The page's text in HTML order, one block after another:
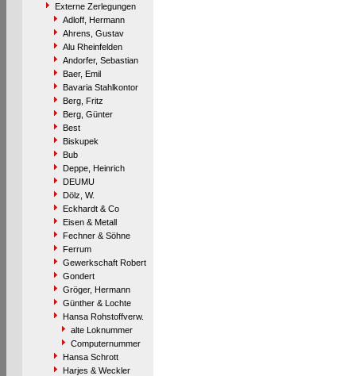
Externe Zerlegungen
Adloff, Hermann
Ahrens, Gustav
Alu Rheinfelden
Andorfer, Sebastian
Baer, Emil
Bavaria Stahlkontor
Berg, Fritz
Berg, Günter
Best
Biskupek
Bub
Deppe, Heinrich
DEUMU
Dölz, W.
Eckhardt & Co
Eisen & Metall
Fechner & Söhne
Ferrum
Gewerkschaft Robert
Gondert
Gröger, Hermann
Günther & Lochte
Hansa Rohstoffverw.
alte Loknummer
Computernummer
Hansa Schrott
Harjes & Weckler